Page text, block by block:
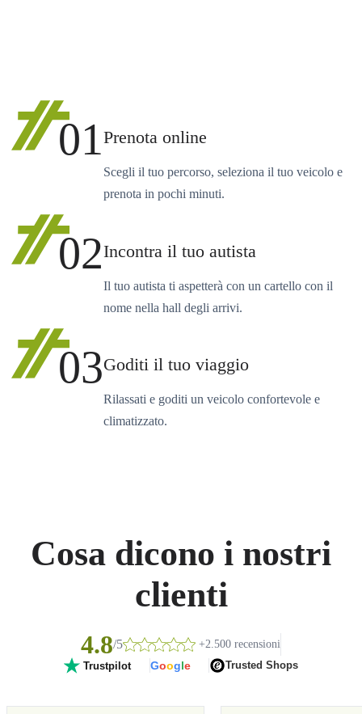
01Prenota online
Scegli il tuo percorso, seleziona il tuo veicolo e
prenota in pochi minuti.
02Incontra il tuo autista
Il tuo autista ti aspetterà con un cartello con il
nome nella hall degli arrivi.
03Goditi il tuo viaggio
Rilassati e goditi un veicolo confortevole e
climatizzato.
Cosa dicono i nostri
clienti
4.8/5 +2.500 recensioni
Trustpilot Google Trusted Shops